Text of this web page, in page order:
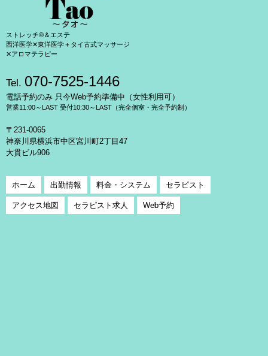
ストレッチ®＆エステ
西洋医学✕東洋医学＋タイ古式マッサージ
✕アロマテラピー
Tel. 070-7525-1446
電話予約のみ 只今Web予約準備中（女性利用可）
営業11:00～LAST 受付10:30～LAST（完全個室・完全予約制）
〒231-0065
神奈川県横浜市中区宮川町2丁目47
大貫ビル906
ホーム 出勤情報 料金・システム セラピスト
アクセス地図 セラピスト求人 Web予約